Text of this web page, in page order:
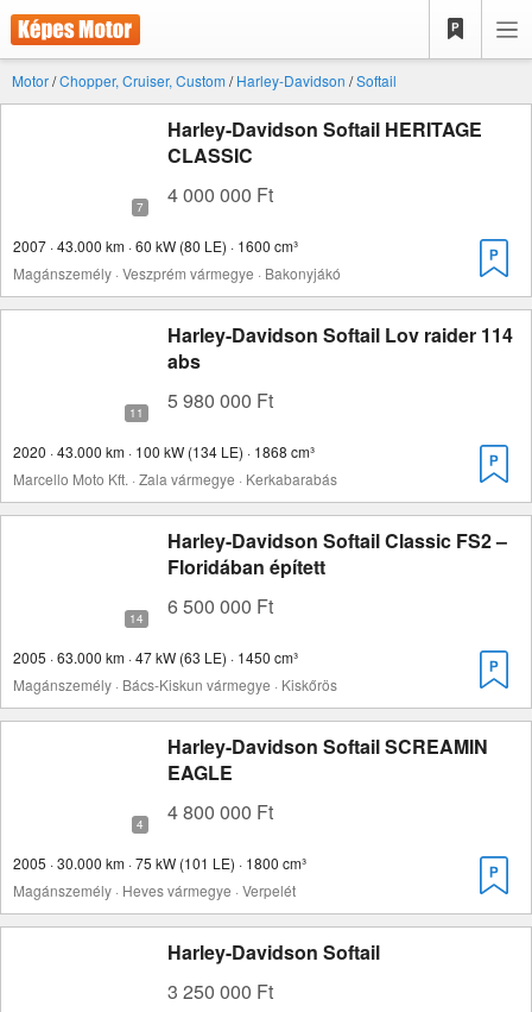
Motor/Chopper, Cruiser, Custom /Harley-Davidson /Softail
Harley-Davidson Softail HERITAGE
CLASSIC
4 000 000 Ft
2007 · 43.000 km · 60 kW (80 LE) · 1600 cm³
Magánszemély · Veszprém vármegye · Bakonyjákó
Harley-Davidson Softail Lov raider 114
abs
5 980 000 Ft
2020 · 43.000 km · 100 kW (134 LE) · 1868 cm³
Marcello Moto Kft. · Zala vármegye · Kerkabarabás
Harley-Davidson Softail Classic FS2 –
Floridában épített
6 500 000 Ft
2005 · 63.000 km · 47 kW (63 LE) · 1450 cm³
Magánszemély · Bács-Kiskun vármegye · Kiskőrös
Harley-Davidson Softail SCREAMIN
EAGLE
4 800 000 Ft
2005 · 30.000 km · 75 kW (101 LE) · 1800 cm³
Magánszemély · Heves vármegye · Verpelét
Harley-Davidson Softail
3 250 000 Ft